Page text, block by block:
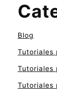
Blog
Tutoriales
Tutoriales
Tutoriales